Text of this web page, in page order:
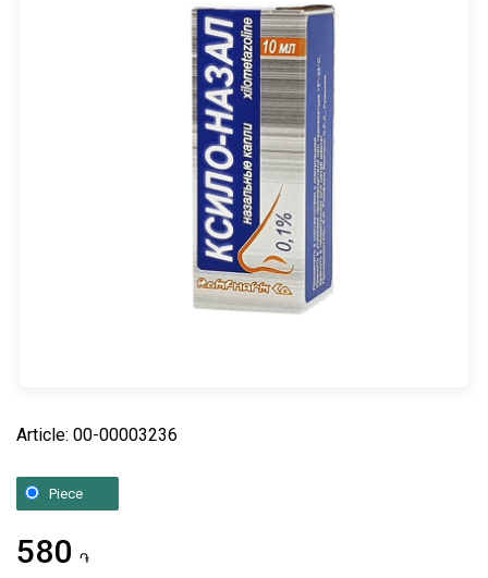
Article: 00-00003236
Piece
580 ֏